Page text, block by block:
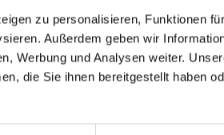
zu personalisieren, Funktionen
Außerdem geben wir
Werbung und Analysen weiter.
die Sie ihnen bereitgestellt haben